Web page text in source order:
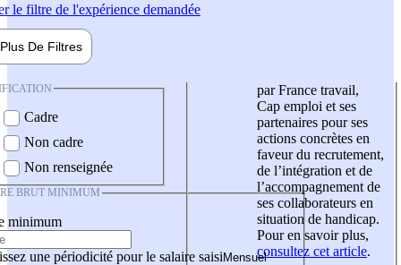
le filtre de l'expérience demandée
Plus De Filtres
Cadre
Non cadre
Non renseignée
BRUT MINIMUM
minimum
une périodicité pour le salaire saisi
par France travail,
Cap emploi et ses
partenaires pour ses
actions concrètes en
faveur du recrutement,
de l’intégration et de
l’accompagnement de
ses collaborateurs en
situation de handicap.
Pour en savoir plus,
consultez cet article.